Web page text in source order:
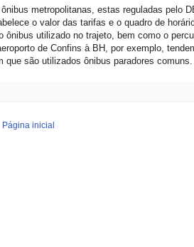
metropolitanas, estas reguladas pelo
o valor das tarifas e o quadro de
utilizado no trajeto, bem como o
de Confins à BH, por exemplo,
são utilizados ônibus paradores comuns.
Página inicial